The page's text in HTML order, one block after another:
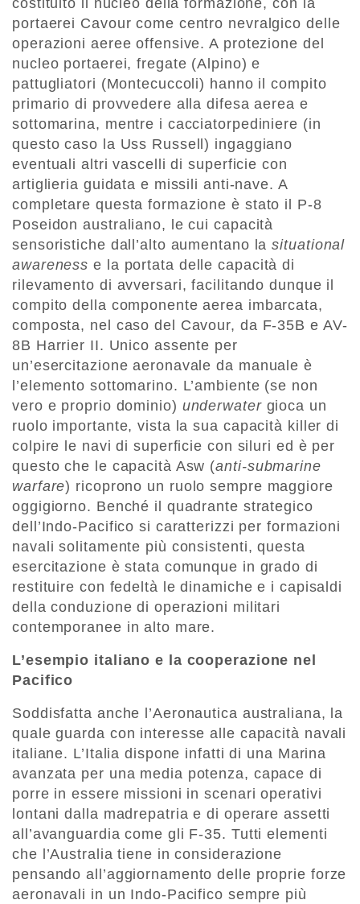
portaerei Cavour come centro nevralgico delle
operazioni aeree offensive. A protezione del
nucleo portaerei, fregate (Alpino) e
pattugliatori (Montecuccoli) hanno il compito
primario di provvedere alla difesa aerea e
sottomarina, mentre i cacciatorpediniere (in
questo caso la Uss Russell) ingaggiano
eventuali altri vascelli di superficie con
artiglieria guidata e missili anti-nave. A
completare questa formazione è stato il P-8
Poseidon australiano, le cui capacità
sensoristiche dall’alto aumentano lasituational
awareness e la portata delle capacità di
rilevamento di avversari, facilitando dunque il
compito della componente aerea imbarcata,
composta, nel caso del Cavour, da F-35B e AV-
8B Harrier II. Unico assente per
un’esercitazione aeronavale da manuale è
l’elemento sottomarino. L’ambiente (se non
vero e proprio dominio) underwatergioca un
ruolo importante, vista la sua capacità killer di
colpire le navi di superficie con siluri ed è per
questo che le capacità Asw (anti-submarine
warfare) ricoprono un ruolo sempre maggiore
oggigiorno. Benché il quadrante strategico
dell’Indo-Pacifico si caratterizzi per formazioni
navali solitamente più consistenti, questa
esercitazione è stata comunque in grado di
restituire con fedeltà le dinamiche e i capisaldi
della conduzione di operazioni militari
contemporanee in alto mare.
L’esempio italiano e la cooperazione nel
Pacifico
Soddisfatta anche l’Aeronautica australiana, la
quale guarda con interesse alle capacità navali
italiane. L’Italia dispone infatti di una Marina
avanzata per una media potenza, capace di
porre in essere missioni in scenari operativi
lontani dalla madrepatria e di operare assetti
all’avanguardia come gli F-35. Tutti elementi
che l’Australia tiene in considerazione
pensando all’aggiornamento delle proprie forze
aeronavali in un Indo-Pacifico sempre più